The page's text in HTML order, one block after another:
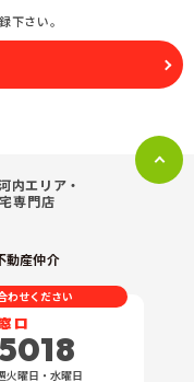
下さい。
内エリア・
専門店
動産仲介
わせください
口
火曜日・水曜日